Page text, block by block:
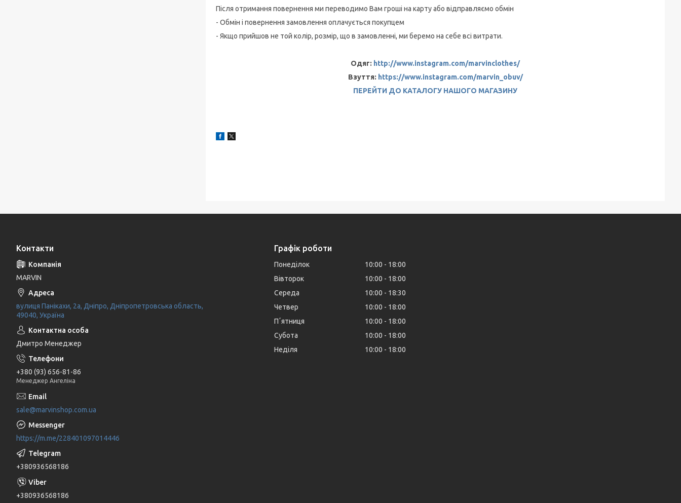
Після отримання повернення ми переводимо Вам гроші на карту або відправляємо обмін
- Обмін і повернення замовлення оплачується покупцем
- Якщо прийшов не той колір, розмір, що в замовленні, ми беремо на себе всі витрати.
Одяг: http://www.instagram.com/marvinclothes/
Взуття: https://www.instagram.com/marvin_obuv/
ПЕРЕЙТИ ДО КАТАЛОГУ НАШОГО МАГАЗИНУ
Контакти
MARVIN
вулиця Панікахи, 2а, Дніпро, Дніпропетровська область,
49040, Україна
Дмитро Менеджер
+380 (93) 656-81-86
Менеджер Ангеліна
sale@marvinshop.com.ua
https://m.me/228401097014446
+380936568186
+380936568186
Графік роботи
Понеділок 10:00
18:00
Вівторок
10:00
18:00
Середа
10:00
18:30
Четвер
10:00
18:00
Пʼятниця
10:00
18:00
Субота
10:00
18:00
Неділя
10:00 18:00